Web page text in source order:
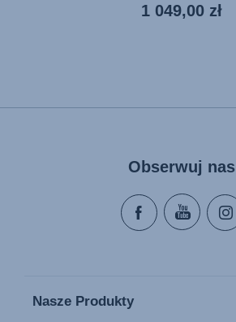
Aktualna
1 049,00 zł
Obserwuj nas
Nasze Produkty